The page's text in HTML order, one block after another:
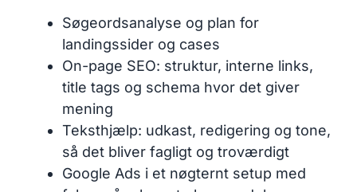
Søgeordsanalyse og plan for
landingssider og cases
On-page SEO: struktur, interne links,
title tags og schema hvor det giver
mening
Teksthjælp: udkast, redigering og tone,
så det bliver fagligt og troværdigt
Google Ads i et nøgternt setup med